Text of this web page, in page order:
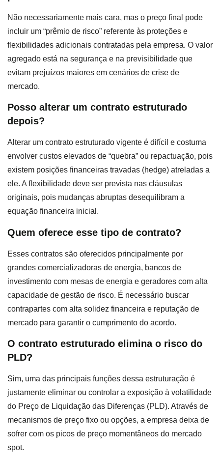
Não necessariamente mais cara, mas o preço final pode
incluir um “prêmio de risco” referente às proteções e
flexibilidades adicionais contratadas pela empresa. O valor
agregado está na segurança e na previsibilidade que
evitam prejuízos maiores em cenários de crise de
mercado.
Posso alterar um contrato estruturado
depois?
Alterar um contrato estruturado vigente é difícil e costuma
envolver custos elevados de “quebra” ou repactuação, pois
existem posições financeiras travadas (hedge) atreladas a
ele. A flexibilidade deve ser prevista nas cláusulas
originais, pois mudanças abruptas desequilibram a
equação financeira inicial.
Quem oferece esse tipo de contrato?
Esses contratos são oferecidos principalmente por
grandes comercializadoras de energia, bancos de
investimento com mesas de energia e geradores com alta
capacidade de gestão de risco. É necessário buscar
contrapartes com alta solidez financeira e reputação de
mercado para garantir o cumprimento do acordo.
O contrato estruturado elimina o risco do
PLD?
Sim, uma das principais funções dessa estruturação é
justamente eliminar ou controlar a exposição à volatilidade
do Preço de Liquidação das Diferenças (PLD). Através de
mecanismos de preço fixo ou opções, a empresa deixa de
sofrer com os picos de preço momentâneos do mercado
spot.